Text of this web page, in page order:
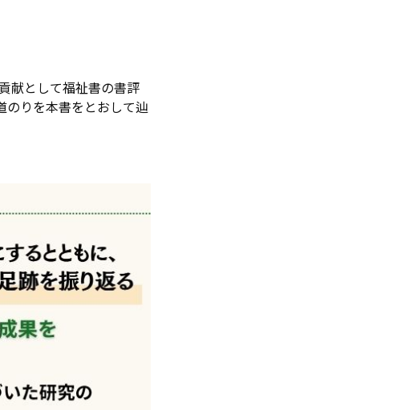
献として福祉書の書評
のりを本書をとおして辿